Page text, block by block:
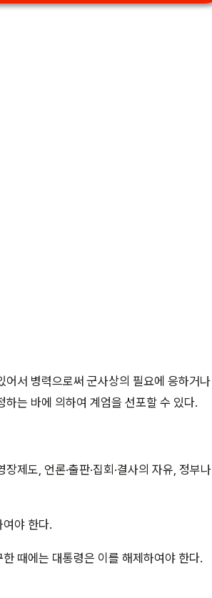
어서 병력으로써 군사상의 필요에 응하거나
는 바에 의하여 계엄을 선포할 수 있다.
제도, 언론·출판·집회·결사의 자유, 정부나
야 한다.
때에는 대통령은 이를 해제하여야 한다.